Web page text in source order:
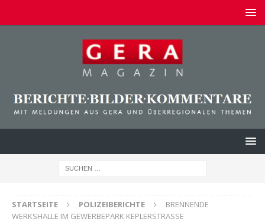
STARTSEITE POLIZEIBERICHTE
BRENNENDE
WERKSHALLE IM GEWERBEPARK KEPLERSTRASSE